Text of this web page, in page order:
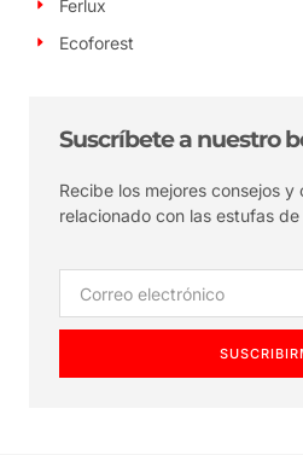
Ferlux
Ecoforest
Suscríbete a nuestro
Recibe los mejores consejos
relacionado con las estufas